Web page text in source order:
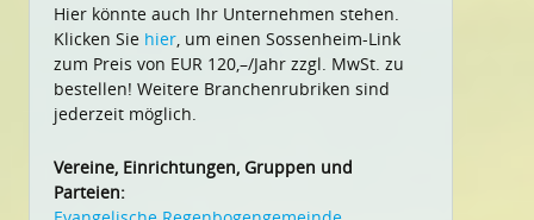
Hier könnte auch Ihr Unternehmen stehen.
Klicken Sie hier , um einen Sossenheim-Link
zum Preis von EUR 120,–/Jahr zzgl. MwSt. zu
bestellen! Weitere Branchenrubriken sind
jederzeit möglich.
Vereine, Einrichtungen, Gruppen und
Parteien: